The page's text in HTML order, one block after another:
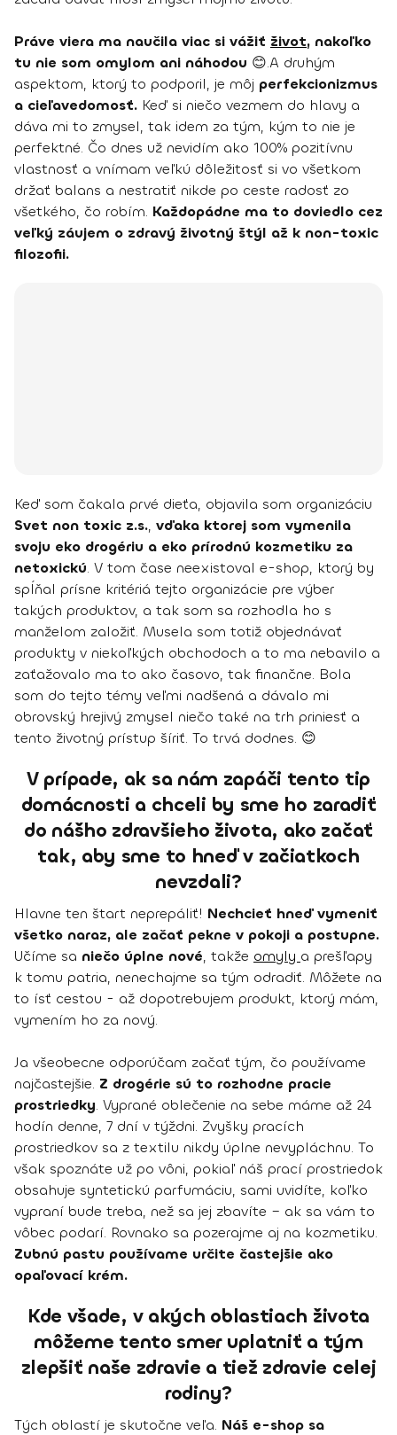
Práve viera ma naučila viac si vážiť život, nakoľko
tu nie som omylom ani náhodou 😊.A druhým
aspektom, ktorý to podporil, je môj perfekcionizmus
a cieľavedomosť. Keď si niečo vezmem do hlavy a
dáva mi to zmysel, tak idem za tým, kým to nie je
perfektné. Čo dnes už nevidím ako 100% pozitívnu
vlastnosť a vnímam veľkú dôležitosť si vo všetkom
držať balans a nestratiť nikde po ceste radosť zo
všetkého, čo robím. Každopádne ma to doviedlo cez
veľký záujem o zdravý životný štýl až k non-toxic
filozofii.
Keď som čakala prvé dieťa, objavila som organizáciu
Svet non toxic z.s., vďaka ktorej som vymenila
svoju eko drogériu a eko prírodnú kozmetiku za
netoxickú. V tom čase neexistoval e-shop, ktorý by
spĺňal prísne kritériá tejto organizácie pre výber
takých produktov, a tak som sa rozhodla ho s
manželom založiť. Musela som totiž objednávať
produkty v niekoľkých obchodoch a to ma nebavilo a
zaťažovalo ma to ako časovo, tak finančne. Bola
som do tejto témy veľmi nadšená a dávalo mi
obrovský hrejivý zmysel niečo také na trh priniesť a
tento životný prístup šíriť. To trvá dodnes. 😊
V prípade, ak sa nám zapáči tento tip
domácnosti a chceli by sme ho zaradiť
do nášho zdravšieho života, ako začať
tak, aby sme to hneď v začiatkoch
nevzdali?
Hlavne ten štart neprepáliť! Nechcieť hneď vymeniť
všetko naraz, ale začať pekne v pokoji a postupne.
Učíme sa niečo úplne nové, takže omyly a prešľapy
k tomu patria, nenechajme sa tým odradiť. Môžete na
to ísť cestou - až dopotrebujem produkt, ktorý mám,
vymením ho za nový.
Ja všeobecne odporúčam začať tým, čo používame
najčastejšie. Z drogérie sú to rozhodne pracie
prostriedky. Vyprané oblečenie na sebe máme až 24
hodín denne, 7 dní v týždni. Zvyšky pracích
prostriedkov sa z textilu nikdy úplne nevypláchnu. To
však spoznáte už po vôni, pokiaľ náš prací prostriedok
obsahuje syntetickú parfumáciu, sami uvidíte, koľko
vypraní bude treba, než sa jej zbavíte – ak sa vám to
vôbec podarí. Rovnako sa pozerajme aj na kozmetiku.
Zubnú pastu používame určite častejšie ako
opaľovací krém.
Kde všade, v akých oblastiach života
môžeme tento smer uplatniť a tým
zlepšiť naše zdravie a tiež zdravie celej
rodiny?
Tých oblastí je skutočne veľa. Náš e-shop sa